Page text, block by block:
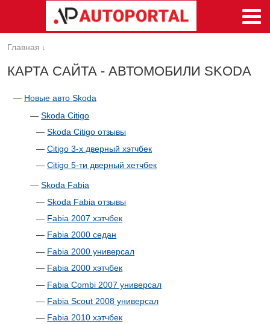
Главная ↓
КАРТА САЙТА - АВТОМОБИЛИ SKODA
— Новые авто Skoda
—Skoda Citigo
—Skoda Citigo отзывы
—Citigo 3-х дверный хэтчбек
—Citigo 5-ти дверный хетчбек
—Skoda Fabia
—Skoda Fabia отзывы
— Fabia 2007 хэтчбек
— Fabia 2000 седан
— Fabia 2000 универсал
— Fabia 2000 хэтчбек
— Fabia Combi 2007 универсал
— Fabia Scout 2008 универсал
— Fabia 2010 хэтчбек